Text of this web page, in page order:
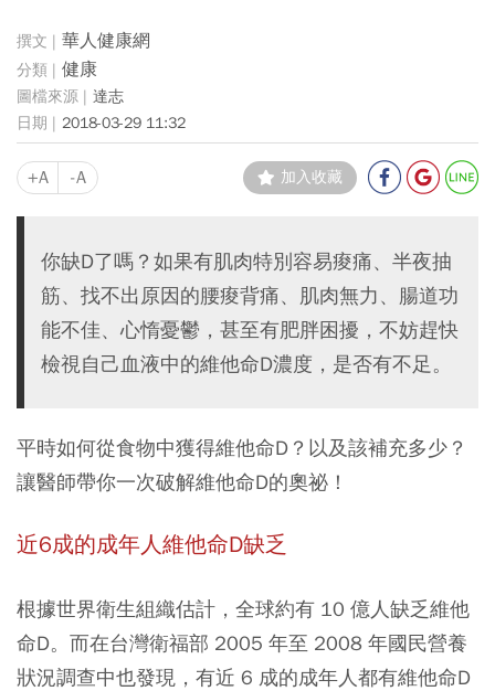
華人健康網
健康
達志
2018-03-29 11:32
+A -A 加入收藏
你缺D了嗎？如果有肌肉特別容易痠痛、半夜抽
筋、找不出原因的腰痠背痛、肌肉無力、腸道功
能不佳、心惰憂鬱，甚至有肥胖困擾，不妨趕快
檢視自己血液中的維他命D濃度，是否有不足。
平時如何從食物中獲得維他命D？以及該補充多少？
讓醫師帶你一次破解維他命D的奧祕！
近6成的成年人維他命D缺乏
根據世界衛生組織估計，全球約有 10 億人缺乏維他
命D。而在台灣衛福部 2005 年至 2008 年國民營養
狀況調查中也發現，有近 6 成的成年人都有維他命D